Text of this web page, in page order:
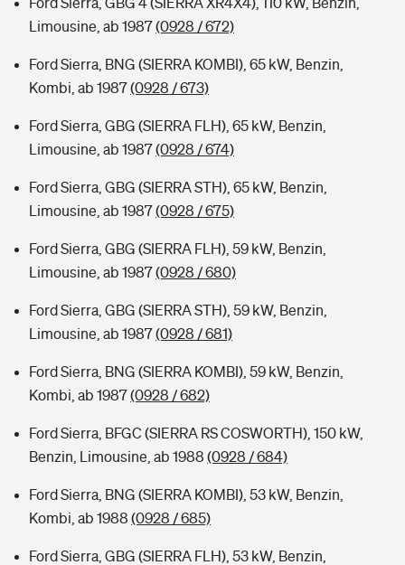
Limousine, ab 1987(0928 / 672)
Ford Sierra, BNG (SIERRA KOMBI), 65 kW, Benzin,
Kombi, ab 1987(0928 / 673)
Ford Sierra, GBG (SIERRA FLH), 65 kW, Benzin,
Limousine, ab 1987(0928 / 674)
Ford Sierra, GBG (SIERRA STH), 65 kW, Benzin,
Limousine, ab 1987(0928 / 675)
Ford Sierra, GBG (SIERRA FLH), 59 kW, Benzin,
Limousine, ab 1987(0928 / 680)
Ford Sierra, GBG (SIERRA STH), 59 kW, Benzin,
Limousine, ab 1987(0928 / 681)
Ford Sierra, BNG (SIERRA KOMBI), 59 kW, Benzin,
Kombi, ab 1987(0928 / 682)
Ford Sierra, BFGC (SIERRA RS COSWORTH), 150 kW,
Benzin, Limousine, ab 1988 (0928 / 684)
Ford Sierra, BNG (SIERRA KOMBI), 53 kW, Benzin,
Kombi, ab 1988 (0928 / 685)
Ford Sierra, GBG (SIERRA FLH), 53 kW, Benzin,